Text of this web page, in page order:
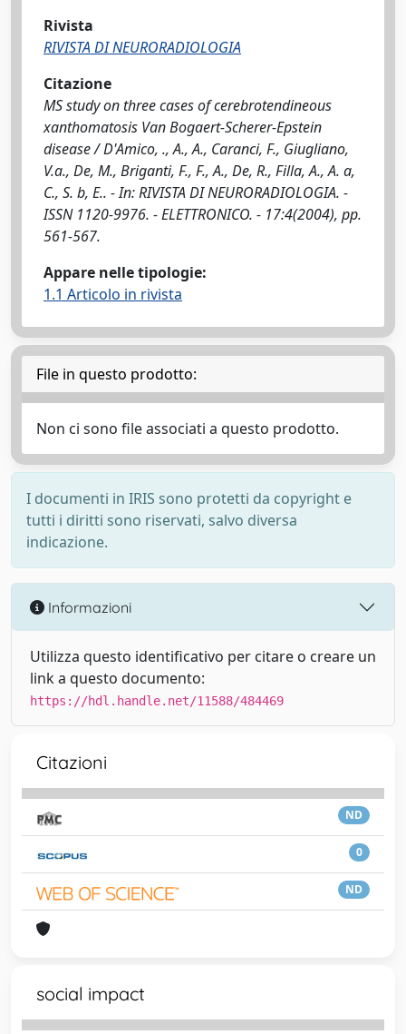
Rivista
RIVISTA DI NEURORADIOLOGIA
Citazione
MS study on three cases of cerebrotendineous
xanthomatosis Van Bogaert-Scherer-Epstein
disease / D'Amico, ., A., A., Caranci, F., Giugliano,
V.a., De, M., Briganti, F., F., A., De, R., Filla, A., A. a,
C., S. b, E.. - In: RIVISTA DI NEURORADIOLOGIA. -
ISSN 1120-9976. - ELETTRONICO. - 17:4(2004), pp.
561-567.
Appare nelle tipologie:
1.1 Articolo in rivista
File in questo prodotto:
Non ci sono file associati a questo prodotto.
I documenti in IRIS sono protetti da copyright e
tutti i diritti sono riservati, salvo diversa
indicazione.
Informazioni
Utilizza questo identificativo per citare o creare un
link a questo documento:
https://hdl.handle.net/11588/484469
Citazioni
ND
0
ND
social impact